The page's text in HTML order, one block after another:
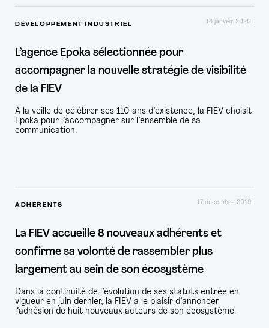
DÉVELOPPEMENT INDUSTRIEL 16 janvier 2020
L’agence Epoka sélectionnée pour
accompagner la nouvelle stratégie de visibilité
de la FIEV
A la veille de célébrer ses 110 ans d’existence, la FIEV choisit
Epoka pour l’accompagner sur l’ensemble de sa
communication.
ADHÉRENTS 17 décembre 2019
La FIEV accueille 8 nouveaux adhérents et
confirme sa volonté de rassembler plus
largement au sein de son écosystème
Dans la continuité de l’évolution de ses statuts entrée en
vigueur en juin dernier, la FIEV a le plaisir d’annoncer
l’adhésion de huit nouveaux acteurs de son écosystème.